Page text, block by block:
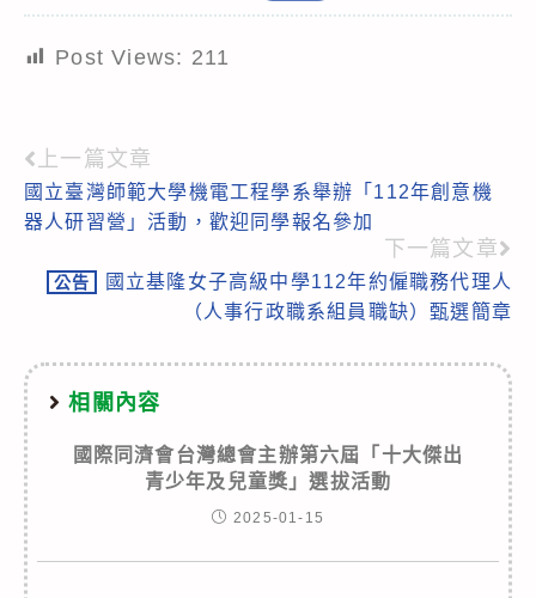
Post Views: 211
Read
more
上一篇文章
國立臺灣師範大學機電工程學系舉辦「112年創意機
器人研習營」活動，歡迎同學報名參加
下一篇文章
公告
國立基隆女子高級中學112年約僱職務代理人
（人事行政職系組員職缺）甄選簡章
相關內容
國際同濟會台灣總會主辦第六屆「十大傑出
青少年及兒童獎」選拔活動
2025-01-15